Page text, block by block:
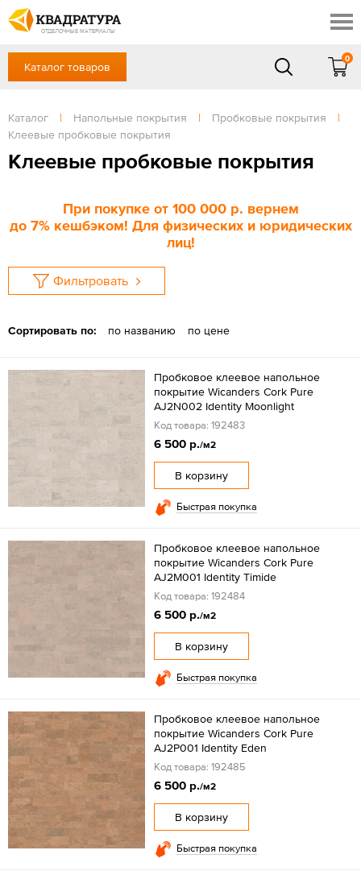
ОТДЕЛОЧНЫЕ МАТЕРИАЛЫ
Профи
Доставка и оплата
Готовые решения
Акции
Отзывы
+7 (3822) 48-94-10
Сб, Вс — выходной
ЗАКАЗАТЬ ЗВОНОК
Вход / Регистрация
Каталог товаров
0
Каталог | Напольные покрытия | Пробковые покрытия
|
Клеевые пробковые покрытия
Клеевые пробковые покрытия
При покупке от 100 000 р. вернем
до 7% кешбэком! Для физических и юридических
лиц!
Фильтровать
Сортировать по: по названию по цене
Пробковое клеевое напольное
покрытие Wicanders Cork Pure
AJ2N002 Identity Moonlight
Код товара: 192483
6 500 р./м2
В корзину
Быстрая покупка
Пробковое клеевое напольное
покрытие Wicanders Cork Pure
AJ2M001 Identity Timide
Код товара: 192484
6 500 р./м2
В корзину
Быстрая покупка
Пробковое клеевое напольное
покрытие Wicanders Cork Pure
AJ2P001 Identity Eden
Код товара: 192485
6 500 р./м2
В корзину
Быстрая покупка